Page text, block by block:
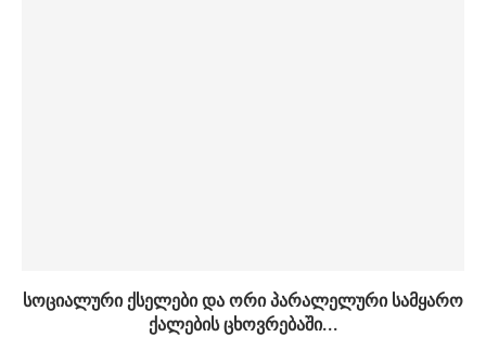
სოციალური ქსელები და ორი პარალელური სამყარო
ქალების ცხოვრებაში...